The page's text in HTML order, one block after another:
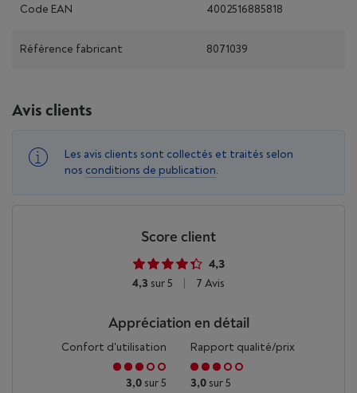
Code EAN 4002516885818
Référence fabricant 8071039
Avis clients
Les avis clients sont collectés et traités selon
nos conditions de publication.
Score client
4,3
4,3 sur 5 7 Avis
Appréciation en détail
Confort d'utilisation
3,0 sur 5
Rapport qualité/prix
3,0 sur 5